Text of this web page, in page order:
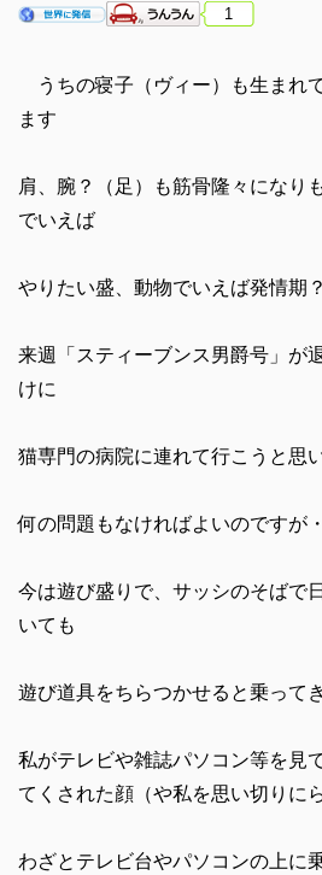
1
うちの寝子（ヴィー）も生まれ
ます
肩、腕？（足）も筋骨隆々になり
でいえば
やりたい盛、動物でいえば発情期？
来週「スティーブンス男爵号」が
けに
猫専門の病院に連れて行こうと思
何の問題もなければよいのですが
今は遊び盛りで、サッシのそばで
いても
遊び道具をちらつかせると乗って
私がテレビや雑誌パソコン等を見
てくされた顔（や私を思い切りにら
わざとテレビ台やパソコンの上に